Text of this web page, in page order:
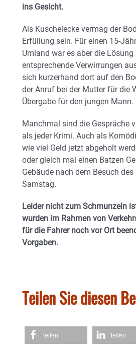
ins Gesicht.
Als Kuschelecke vermag der
Erfüllung sein. Für einen 15-
Umland war es aber die
entsprechende Verwirrungen
sich kurzerhand dort auf den
der Anruf bei der Mutter für die
Übergabe für den jungen Mann.
Manchmal sind die Gespräche
als jeder Krimi. Auch als
wie viel Geld jetzt abgeholt
oder gleich mal einen Batzen
Gebäude nach dem Besuch
Samstag.
Leider nicht zum Schmunzeln
wurden im Rahmen von
für die Fahrer noch vor Ort
Vorgaben.
Teilen Sie diesen
teilen teilen